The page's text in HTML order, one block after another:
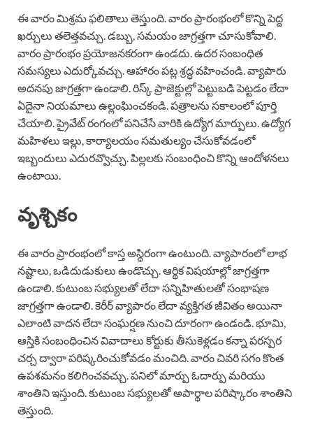
ఈ వారం మిశ్రమ ఫలితాలు తెస్తుంది. వారం ప్రారంభంలో కొన్ని పెద్ద
ఖర్చులు తలెత్తవచ్చు. డబ్బు, సమయం జాగ్రత్తగా చూసుకోవాలి.
వారం ప్రారంభం ప్రయోజనకరంగా ఉండదు. ఉదర సంబంధిత
సమస్యలు ఎదుర్కోవచ్చు. ఆహారం పట్ల శ్రద్ధ వహించండి. వ్యాపారు
అదనపు జాగ్రత్తగా ఉండాలి. రిస్క్ ప్రాజెక్టుల్లో పెట్టుబడి పెట్టడం లేదా
ఏదైనా నియమాలు ఉల్లంఘించకండి. పత్రాలను సకాలంలో పూర్తి
చేయాలి. ప్రైవేట్ రంగంలో పనిచేసే వారికి ఉద్యోగ మార్పులు. ఉద్యోగ
మహిళలు ఇల్లు, కార్యాలయం సమతుల్యం చేసుకోవడంలో
ఇబ్బందులు ఎదురవ్వొచ్చు. పిల్లలకు సంబంధించి కొన్ని ఆందోళనలు
ఉంటాయి.
వృశ్చికం
ఈ వారం ప్రారంభంలో కాస్త అస్థిరంగా ఉంటుంది. వ్యాపారంలో లాభ
నష్టాలు, ఒడిదుడుకులు ఉండొచ్చు. ఆర్థిక విషయాల్లో జాగ్రత్తగా
ఉండాలి. కుటుంబ సభ్యులతో లేదా సన్నిహితులతో సంభాషణ
జాగ్రత్తగా ఉండాలి. కెరీర్ వ్యాపారం లేదా వ్యక్తిగత జీవితం అయినా
ఎలాంటి వాదన లేదా సంఘర్షణ నుంచి దూరంగా ఉండండి. భూమి,
ఆస్తికి సంబంధించిన వివాదాలు కోర్టుకు తీసుకెళ్లడం కన్నా పరస్పర
చర్చ ద్వారా పరిష్కరించుకోవడం మంచిది. వారం చివరి సగం కొంత
ఉపశమనం కలిగించవచ్చు. పనిలో మార్పు ఓదార్పు మరియు
శాంతిని ఇస్తుంది. కుటుంబ సభ్యులతో అపార్థాల పరిష్కారం శాంతిని
తెస్తుంది.